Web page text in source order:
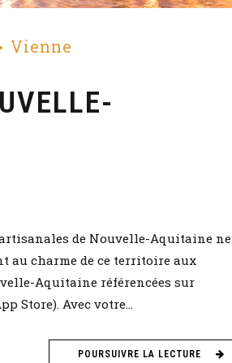
Vienne
de Nouvelle-Aquitaine ne
au charme de ce territoire aux
Aquitaine référencées sur
Store). Avec votre...
POURSUIVRE LA LECTURE